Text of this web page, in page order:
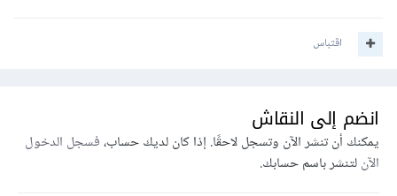
اقتباس
انضم إلى النقاش
يمكنك أن تنشر الآن وتسجل لاحقًا. إذا كان لديك حساب،فسجل الدخول
الآنلتنشر باسم حسابك.